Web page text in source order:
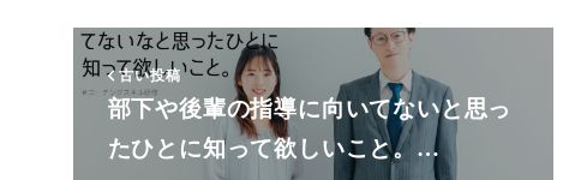
古い投稿
部下や後輩の指導に向いてないと思っ
たひとに知って欲しいこと。…